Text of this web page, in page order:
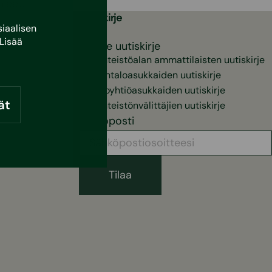
Uutiskirje
Valitse uutiskirje
Kiinteistöalan ammattilaisten uutiskirje
Pientaloasukkaiden uutiskirje
Taloyhtiöasukkaiden uutiskirje
Kiinteistönvälittäjien uutiskirje
Sähköposti